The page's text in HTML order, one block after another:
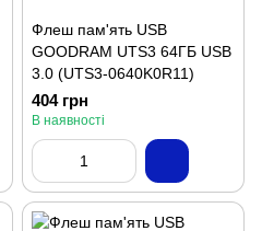
Флеш пам'ять USB
GOODRAM UTS3 64ГБ USB
3.0 (UTS3-0640K0R11)
404 грн
В наявності